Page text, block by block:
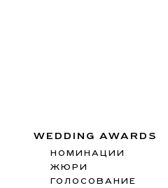
WEDDING AWARDS
НОМИНАЦИИ
ЖЮРИ
ГОЛОСОВАНИЕ